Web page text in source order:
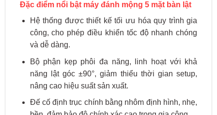
Đặc điểm nổi bật máy đánh mộng 5 mặt bàn lật
Hệ thống được thiết kế tối ưu hóa quy trình gia
công, cho phép điều khiển tốc độ nhanh chóng
và dễ dàng.
Bộ phận kẹp phôi đa năng, linh hoạt với khả
năng lật góc ±90°, giảm thiểu thời gian setup,
nâng cao hiệu suất sản xuất.
Đế cố định trục chính bằng nhôm định hình, nhẹ,